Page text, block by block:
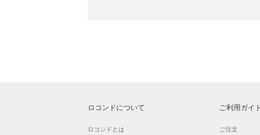
ロコンドについて
ロコンドとは
ご利用ガイ
ご注文